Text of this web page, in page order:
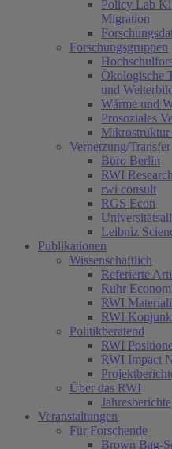
Policy Lab
Migration
Forschungsgruppen
Ökologische
und
Wärme und
Prosoziales
Mikrostruktur
Vernetzung/Transfer
Büro Berlin
RWI
rwi consult
RGS Econ
Leibniz
Publikationen
Wissenschaftlich
Referierte
Ruhr
RWI
RWI
Politikberatend
RWI
RWI Impact
Über das RWI
Jahresberichte
Veranstaltungen
Für Forschende
Brown Bag-